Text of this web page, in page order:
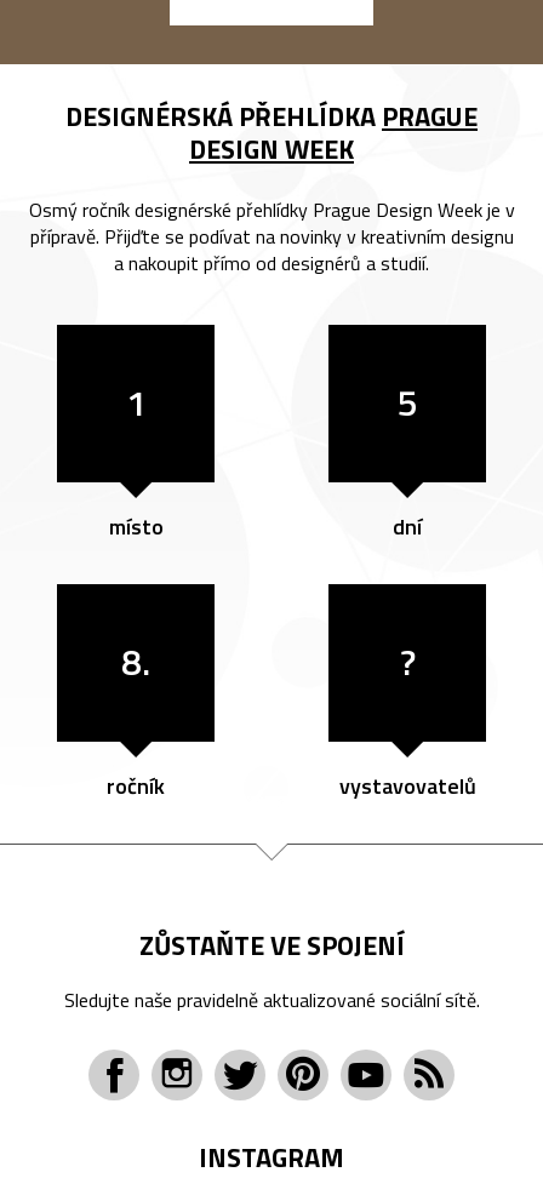
DESIGNÉRSKÁ PŘEHLÍDKA PRAGUE
DESIGN WEEK
Osmý ročník designérské přehlídky Prague Design Week je v
přípravě. Přijďte se podívat na novinky v kreativním designu
a nakoupit přímo od designérů a studií.
1
místo
5
dní
8.
ročník
?
vystavovatelů
ZŮSTAŇTE VE SPOJENÍ
Sledujte naše pravidelně aktualizované sociální sítě.
INSTAGRAM